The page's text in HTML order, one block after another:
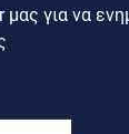
μας για να